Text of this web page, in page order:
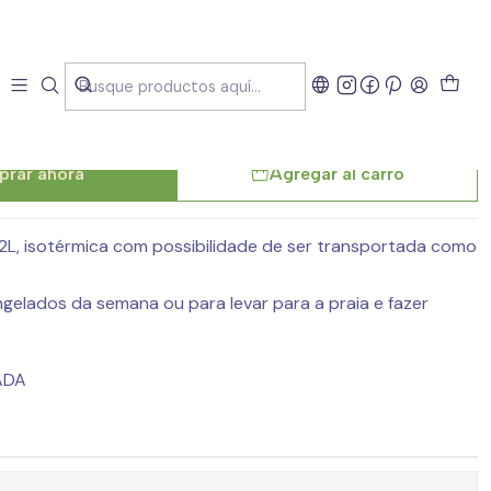
Aveiro
Agregar al carro
ahora
isotérmica com possibilidade de ser transportada como
da semana ou para levar para a praia e fazer